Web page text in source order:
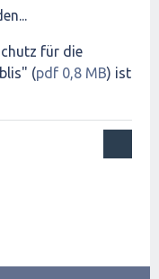
für die
(pdf 0,8 MB) ist